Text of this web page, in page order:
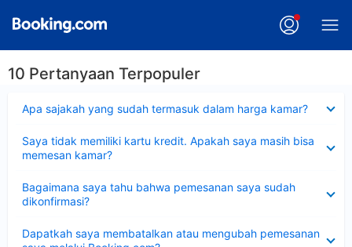
10 Pertanyaan Terpopuler
Apa sajakah yang sudah termasuk dalam harga kamar?
Saya tidak memiliki kartu kredit. Apakah saya masih bisa
memesan kamar?
Bagaimana saya tahu bahwa pemesanan saya sudah
dikonfirmasi?
Dapatkah saya membatalkan atau mengubah pemesanan